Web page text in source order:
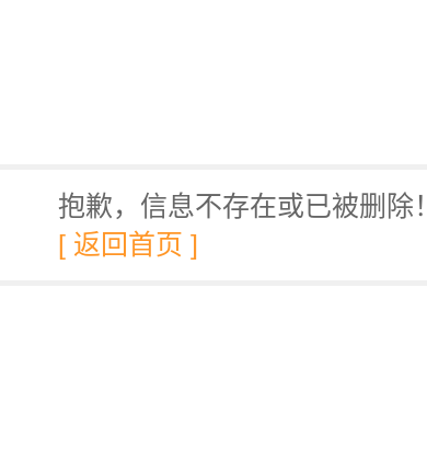
抱歉，信息不存在或已被删除！
[ 返回首页 ]